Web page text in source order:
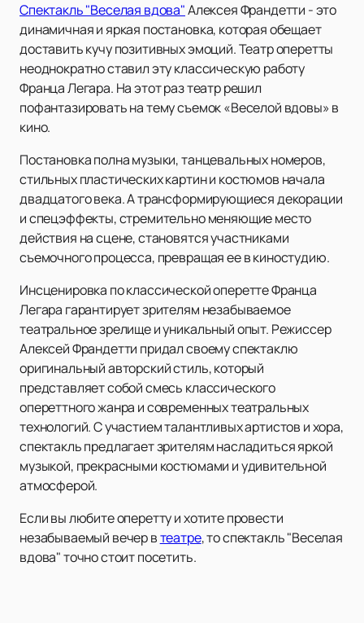
Спектакль "Веселая вдова"Алексея Франдетти - это
динамичная и яркая постановка, которая обещает
доставить кучу позитивных эмоций. Театр оперетты
неоднократно ставил эту классическую работу
Франца Легара. На этот раз театр решил
пофантазировать на тему съемок «Веселой вдовы» в
кино.
Постановка полна музыки, танцевальных номеров,
стильных пластических картин и костюмов начала
двадцатого века. А трансформирующиеся декорации
и спецэффекты, стремительно меняющие место
действия на сцене, становятся участниками
съемочного процесса, превращая ее в киностудию.
Инсценировка по классической оперетте Франца
Легара гарантирует зрителям незабываемое
театральное зрелище и уникальный опыт. Режиссер
Алексей Франдетти придал своему спектаклю
оригинальный авторский стиль, который
представляет собой смесь классического
опереттного жанра и современных театральных
технологий. С участием талантливых артистов и хора,
спектакль предлагает зрителям насладиться яркой
музыкой, прекрасными костюмами и удивительной
атмосферой.
Если вы любите оперетту и хотите провести
незабываемый вечер втеатре, то спектакль "Веселая
вдова" точно стоит посетить.